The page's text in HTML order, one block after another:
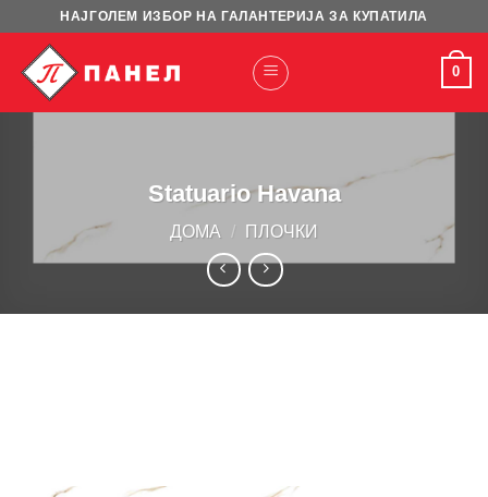
content
НАЈГОЛЕМ ИЗБОР НА ГАЛАНТЕРИЈА ЗА КУПАТИЛА
0
Statuario Havana
ДОМА / ПЛОЧКИ